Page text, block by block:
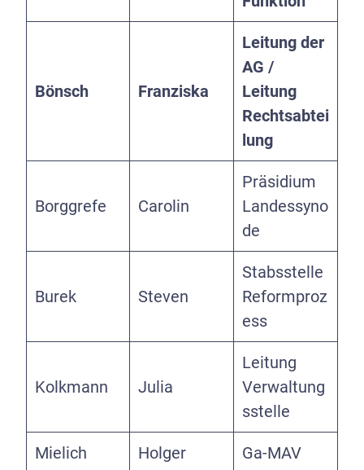
Bönsch Franziska
Leitung der
AG /
Leitung
Rechtsabtei
lung
Borggrefe Carolin
Präsidium
Landessyno
de
Burek Steven
Stabsstelle
Reformproz
ess
Kolkmann Julia
Leitung
Verwaltung
sstelle
Mielich Holger Ga-MAV